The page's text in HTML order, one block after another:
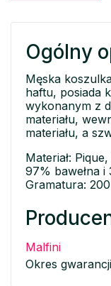
Ogólny
Męska
haftu, posiada
wykonanym z
materiału,
materiału, a
Materiał:
97% bawełna
Gramatura:
Malfini
Okres